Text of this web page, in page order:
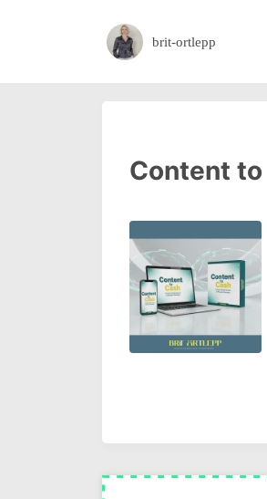
brit-ortlepp
Content to